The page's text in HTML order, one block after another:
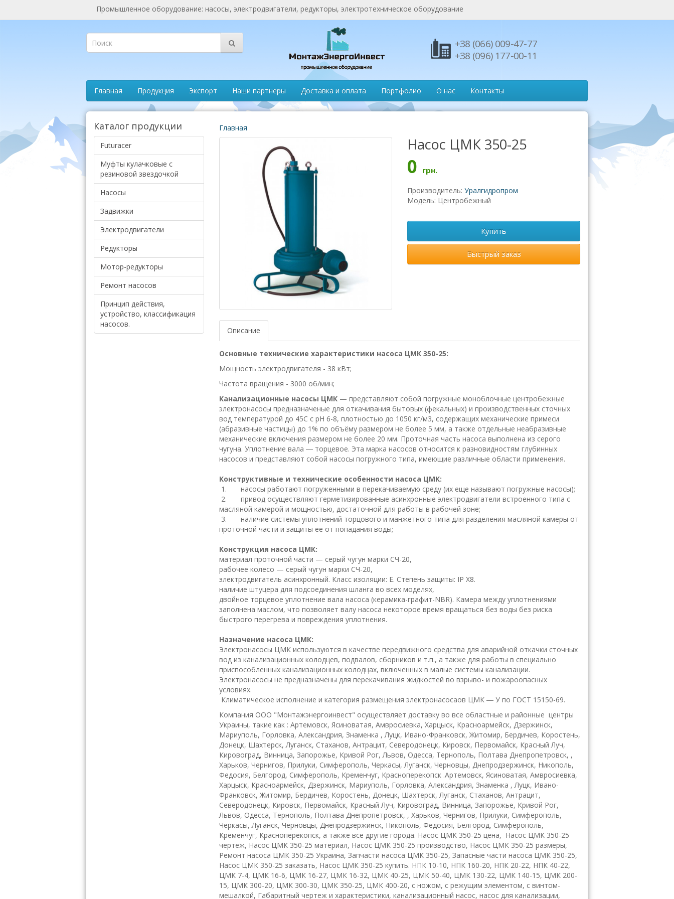
Промышленное оборудование: насосы, электродвигатели, редукторы, электротехническое оборудование
+38 (066) 009-47-77
+38 (096) 177-00-11
Главная Продукция Экспорт Наши партнеры Доставка и оплата Портфолио О нас Контакты
Каталог продукции
Futuracer
Муфты кулачковые с
резиновой звездочкой
Насосы
Задвижки
Электродвигатели
Редукторы
Мотор-редукторы
Ремонт насосов
Принцип действия,
устройство, классификация
насосов.
Главная
Насос ЦМК 350-25
0 грн.
Производитель: Уралгидропром
Модель: Центробежный
Купить
Быстрый заказ
Описание
Основные технические характеристики насоса ЦМК 350-25:
Мощность электродвигателя - 38 кВт;
Частота вращения - 3000 об/мин;
Канализационные насосы ЦМК — представляют собой погружные моноблочные центробежные
электронасосы предназначеные для откачивания бытовых (фекальных) и производственных сточных
вод температурой до 45С с рН 6-8, плотностью до 1050 кг/м3, содержащих механические примеси
(абразивные частицы) до 1% по объёму размером не более 5 мм, а также отдельные неабразивные
механические включения размером не более 20 мм. Проточная часть насоса выполнена из серого
чугуна. Уплотнение вала ― торцевое. Эта марка насосов относится к разновидностям глубинных
насосов и представляют собой насосы погружного типа, имеющие различные области применения.
Конструктивные и технические особенности насоса ЦМК:
1. насосы работают погруженными в перекачиваемую среду (их еще называют погружные насосы);
2. привод осуществляют герметизированные асинхронные электродвигатели встроенного типа с
масляной камерой и мощностью, достаточной для работы в рабочей зоне;
3. наличие системы уплотнений торцового и манжетного типа для разделения масляной камеры от
проточной части и защиты ее от попадания воды;
Конструкция насоса ЦМК:
материал проточной части — серый чугун марки СЧ-20,
рабочее колесо — серый чугун марки СЧ-20,
электродвигатель асинхронный. Класс изоляции: E. Степень защиты: IP X8.
наличие штуцера для подсоединения шланга во всех моделях,
двойное торцевое уплотнение вала насоса (керамика-графит-NBR). Камера между уплотнениями
заполнена маслом, что позволяет валу насоса некоторое время вращаться без воды без риска
быстрого перегрева и повреждения уплотнения.
Назначение насоса ЦМК:
Электронасосы ЦМК используются в качестве передвижного средства для аварийной откачки сточных
вод из канализационных колодцев, подвалов, сборников и т.п., а также для работы в специально
приспособленных канализационных колодцах, включенных в малые системы канализации.
Электронасосы не предназначены для перекачивания жидкостей во взрыво- и пожароопасных
условиях.
Климатическое исполнение и категория размещения электронасосаов ЦМК ― У по ГОСТ 15150-69.
Компания ООО "Монтажэнергоинвест" осуществляет доставку во все областные и районные центры
Украины, такие как : Артемовск, Ясиноватая, Амвросиевка, Харцыск, Красноармейск, Дзержинск,
Мариуполь, Горловка, Александрия, Знаменка , Луцк, Ивано-Франковск, Житомир, Бердичев, Коростень,
Донецк, Шахтерск, Луганск, Стаханов, Антрацит, Северодонецк, Кировск, Первомайск, Красный Луч,
Кировоград, Винница, Запорожье, Кривой Рог, Львов, Одесса, Тернополь, Полтава Днепропетровск, ,
Харьков, Чернигов, Прилуки, Симферополь, Черкасы, Луганск, Черновцы, Днепродзержинск, Никополь,
Федосия, Белгород, Симферополь, Кременчуг, Красноперекопск .Артемовск, Ясиноватая, Амвросиевка,
Харцыск, Красноармейск, Дзержинск, Мариуполь, Горловка, Александрия, Знаменка , Луцк, Ивано-
Франковск, Житомир, Бердичев, Коростень, Донецк, Шахтерск, Луганск, Стаханов, Антрацит,
Северодонецк, Кировск, Первомайск, Красный Луч, Кировоград, Винница, Запорожье, Кривой Рог,
Львов, Одесса, Тернополь, Полтава Днепропетровск, , Харьков, Чернигов, Прилуки, Симферополь,
Черкасы, Луганск, Черновцы, Днепродзержинск, Никополь, Федосия, Белгород, Симферополь,
Кременчуг, Красноперекопск, а также все другие города. Насос ЦМК 350-25 цена, Насос ЦМК 350-25
чертеж, Насос ЦМК 350-25 материал, Насос ЦМК 350-25 производство, Насос ЦМК 350-25 размеры,
Ремонт насоса ЦМК 350-25 Украина, Запчасти насоса ЦМК 350-25, Запасные части насоса ЦМК 350-25,
Насос ЦМК 350-25 заказать, Насос ЦМК 350-25 купить. НПК 10-10, НПК 160-20, НПК 20-22, НПК 40-22,
ЦМК 7-4, ЦМК 16-6, ЦМК 16-27, ЦМК 16-32, ЦМК 40-25, ЦМК 50-40, ЦМК 130-22, ЦМК 140-15, ЦМК 200-
15, ЦМК 300-20, ЦМК 300-30, ЦМК 350-25, ЦМК 400-20, с ножом, с режущим элементом, с винтом-
мешалкой, Габаритный чертеж и характеристики, канализационный насос, насос для канализации,